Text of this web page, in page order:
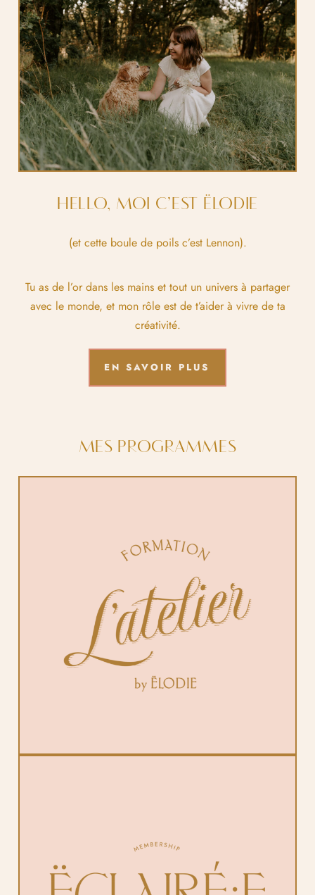
HELLO, MOI C’EST ËLODIE
(et cette boule de poils c’est Lennon).
Tu as de l’or dans les mains et tout un univers à partager
avec le monde, et mon rôle est de t’aider à vivre de ta
créativité.
EN SAVOIR PLUS
MES PROGRAMMES